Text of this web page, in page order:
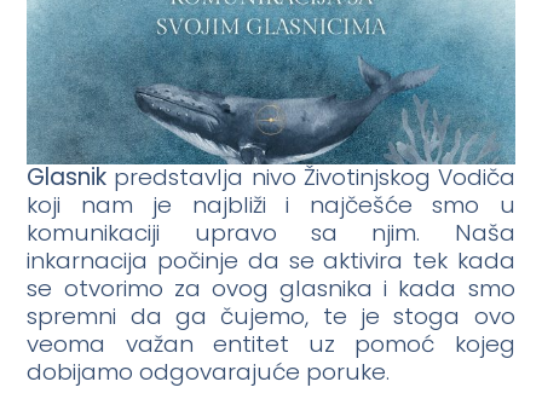
Glasnik predstavlja nivo Životinjskog Vodiča
koji nam je najbliži i najčešće smo u
komunikaciji upravo sa njim. Naša
inkarnacija počinje da se aktivira tek kada
se otvorimo za ovog glasnika i kada smo
spremni da ga čujemo, te je stoga ovo
veoma važan entitet uz pomoć kojeg
dobijamo odgovarajuće poruke.